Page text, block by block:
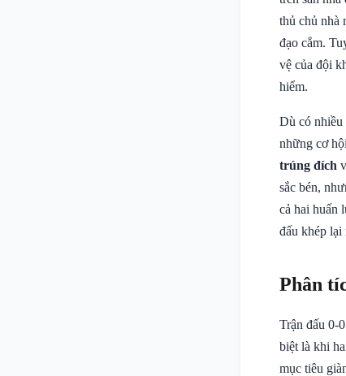
thủ chủ nhà
đạo cắm.
vệ của đội
hiểm.
Dù có nhiều
những cơ
trúng đích
sắc bén,
cả hai huấn
đấu khép lại
Phân
Trận đấu 0-
biệt là khi
mục tiêu